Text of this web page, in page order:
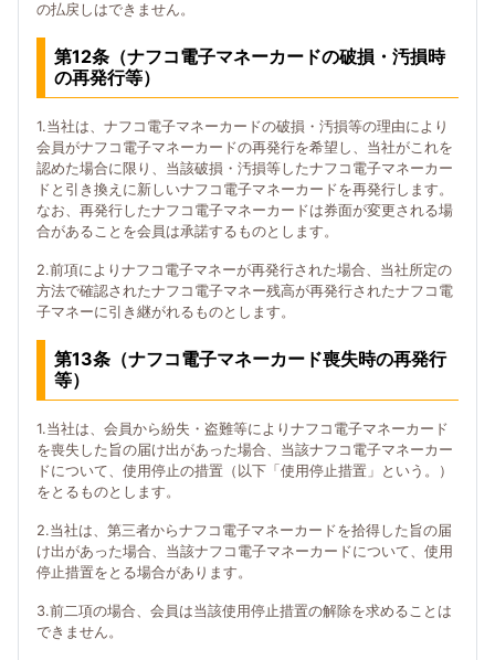
の払戻しはできません。
第12条（ナフコ電子マネーカードの破損・汚損時
の再発行等）
1.当社は、ナフコ電子マネーカードの破損・汚損等の理由により
会員がナフコ電子マネーカードの再発行を希望し、当社がこれを
認めた場合に限り、当該破損・汚損等したナフコ電子マネーカー
ドと引き換えに新しいナフコ電子マネーカードを再発行します。
なお、再発行したナフコ電子マネーカードは券面が変更される場
合があることを会員は承諾するものとします。
2.前項によりナフコ電子マネーが再発行された場合、当社所定の
方法で確認されたナフコ電子マネー残高が再発行されたナフコ電
子マネーに引き継がれるものとします。
第13条（ナフコ電子マネーカード喪失時の再発行
等）
1.当社は、会員から紛失・盗難等によりナフコ電子マネーカード
を喪失した旨の届け出があった場合、当該ナフコ電子マネーカー
ドについて、使用停止の措置（以下「使用停止措置」という。）
をとるものとします。
2.当社は、第三者からナフコ電子マネーカードを拾得した旨の届
け出があった場合、当該ナフコ電子マネーカードについて、使用
停止措置をとる場合があります。
3.前二項の場合、会員は当該使用停止措置の解除を求めることは
できません。